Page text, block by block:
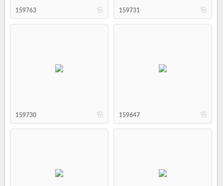
b
159763 b
159731
b
159730 b
159647